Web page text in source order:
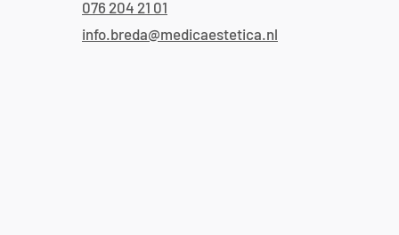
076 204 21 01
info.breda@medicaestetica.nl